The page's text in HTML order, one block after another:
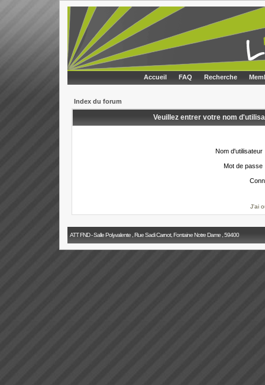
Accueil FAQ Recherche
Index du forum
Veuillez entrer votre nom
Nom d'utilisateur
Mot de passe
J'ai
ATT FND - Salle Polyvalente , Rue Sadi Carnot, Fontaine Notre Dame , 59400